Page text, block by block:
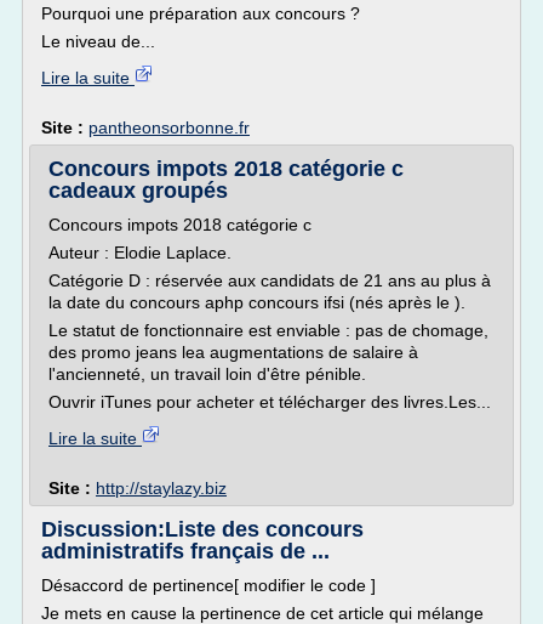
Pourquoi une préparation aux concours ?
Le niveau de...
Lire la suite
Site : pantheonsorbonne.fr
Concours impots 2018 catégorie c
cadeaux groupés
Concours impots 2018 catégorie c
Auteur : Elodie Laplace.
Catégorie D : réservée aux candidats de 21 ans au plus à
la date du concours aphp concours ifsi (nés après le ).
Le statut de fonctionnaire est enviable : pas de chomage,
des promo jeans lea augmentations de salaire à
l'ancienneté, un travail loin d'être pénible.
Ouvrir iTunes pour acheter et télécharger des livres.Les...
Lire la suite
Site : http://staylazy.biz
Discussion:Liste des concours
administratifs français de ...
Désaccord de pertinence[ modifier le code ]
Je mets en cause la pertinence de cet article qui mélange